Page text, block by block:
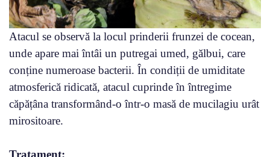
Atacul se observă la locul prinderii frunzei de cocean,
unde apare mai întâi un putregai umed, gălbui, care
conține numeroase bacterii. În condiții de umiditate
atmosferică ridicată, atacul cuprinde în întregime
căpățâna transformând-o într-o masă de mucilagiu urât
mirositoare.
Tratament: